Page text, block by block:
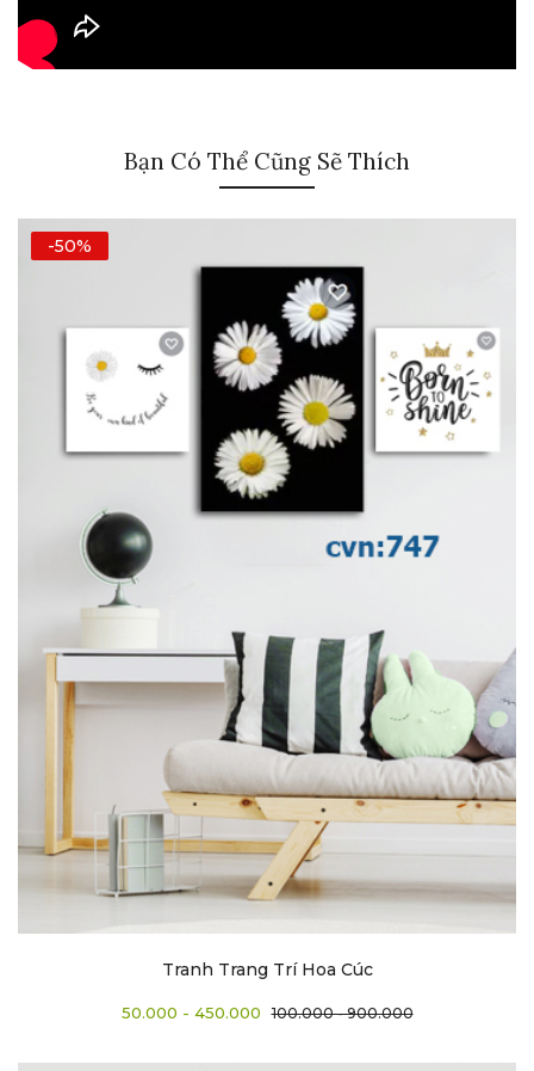
Bạn Có Thể Cũng Sẽ Thích
-50%
Tranh Trang Trí Hoa Cúc
50.000 - 450.000 100.000 - 900.000